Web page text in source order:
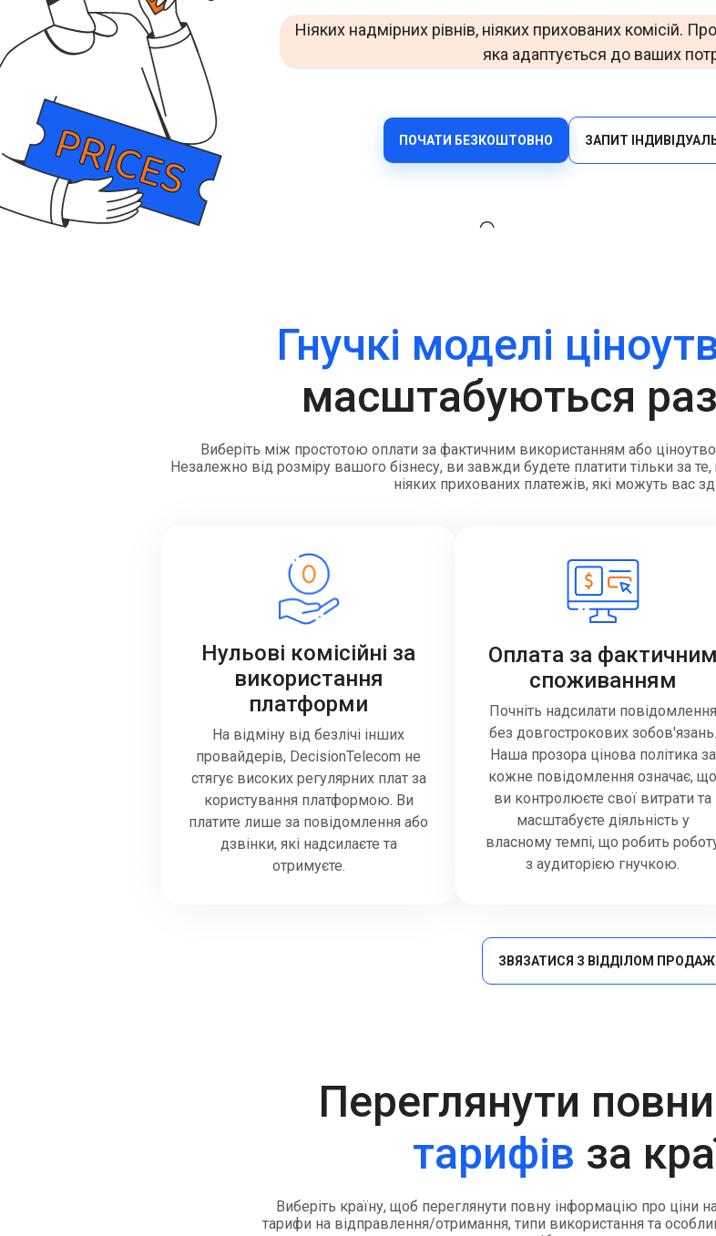
Покращуйте взаємодію з клієнтами через WhatsApp у
всьому світі.
RCS Messaging
Відкрийте можливості бізнес-повідомлень нового
покоління з мультимедіа та інтерактивністю.
Voice (VoIP Gateway)
Єдиний глобальний VoIP-хаб для якісних бізнес-
дзвінків у всьому світі.
мультиканальність за допомогою
HLR Lookup
Flash Call
Економічна автентифікація користувачів через
Офіси
Ніяких надмірних рівнів, ніяких прихованих комісій.
яка адаптується до ваших
ПОЧАТИ БЕЗКОШТОВНО ЗАПИТ
Гнучкі моделі
масштабуються
Виберіть між простотою оплати за фактичним використанням або
Незалежно від розміру вашого бізнесу, ви завжди будете платити тільки за
ніяких прихованих платежів, які можуть вас
Нульові комісійні за
використання
платформи
На відміну від безлічі інших
провайдерів, DecisionTelecom не
стягує високих регулярних плат за
користування платформою. Ви
платите лише за повідомлення або
дзвінки, які надсилаєте та
отримуєте.
Оплата за фактичним
споживанням
Почніть надсилати повідомлення
без довгострокових зобов'язань.
Наша прозора цінова політика за
кожне повідомлення означає, що
ви контролюєте свої витрати та
масштабуєте діяльність у
власному темпі, що робить
з аудиторією гнучкою.
ЗВЯЗАТИСЯ З ВІДДІЛОМ
Переглянути
тарифів за
Виберіть країну, щоб переглянути повну інформацію про ціни
тарифи на відправлення/отримання, типи використання та